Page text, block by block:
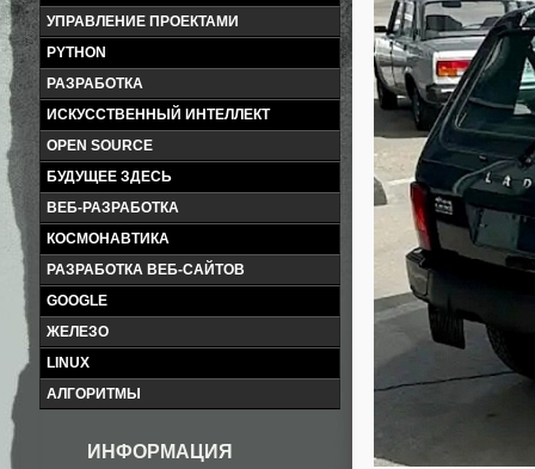
УПРАВЛЕНИЕ ПРОЕКТАМИ
PYTHON
РАЗРАБОТКА
ИСКУССТВЕННЫЙ ИНТЕЛЛЕКТ
OPEN SOURCE
БУДУЩЕЕ ЗДЕСЬ
ВЕБ-РАЗРАБОТКА
КОСМОНАВТИКА
РАЗРАБОТКА ВЕБ-САЙТОВ
GOOGLE
ЖЕЛЕЗО
LINUX
АЛГОРИТМЫ
ИНФОРМАЦИЯ